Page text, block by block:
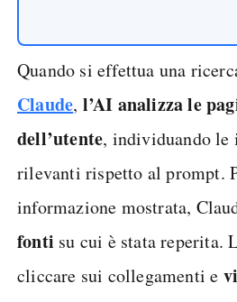
Quando si effettua una
Claude, l’AI analizza le
dell’utente, individuando le
rilevanti rispetto al prompt.
informazione mostrata,
fonti su cui è stata reperita.
cliccare sui collegamenti e